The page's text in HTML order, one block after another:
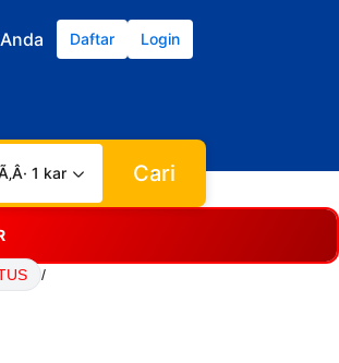
Daftar Login
1 kamar Cari
/